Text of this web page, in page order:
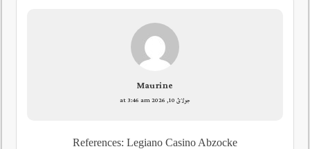
Maurine
جولائ 10, 2026 at 3:46 am
References: Legiano Casino Abzocke